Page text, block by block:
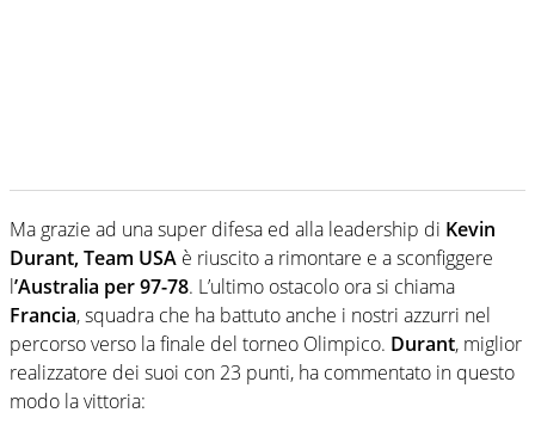
Ma grazie ad una super difesa ed alla leadership di Kevin
Durant, Team USA è riuscito a rimontare e a sconfiggere
l’Australia per 97-78. L’ultimo ostacolo ora si chiama
Francia, squadra che ha battuto anche i nostri azzurri nel
percorso verso la finale del torneo Olimpico. Durant, miglior
realizzatore dei suoi con 23 punti, ha commentato in questo
modo la vittoria: